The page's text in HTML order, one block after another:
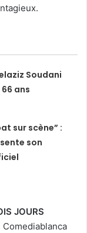
Soudani
ans
sur scène” :
son
JOURS